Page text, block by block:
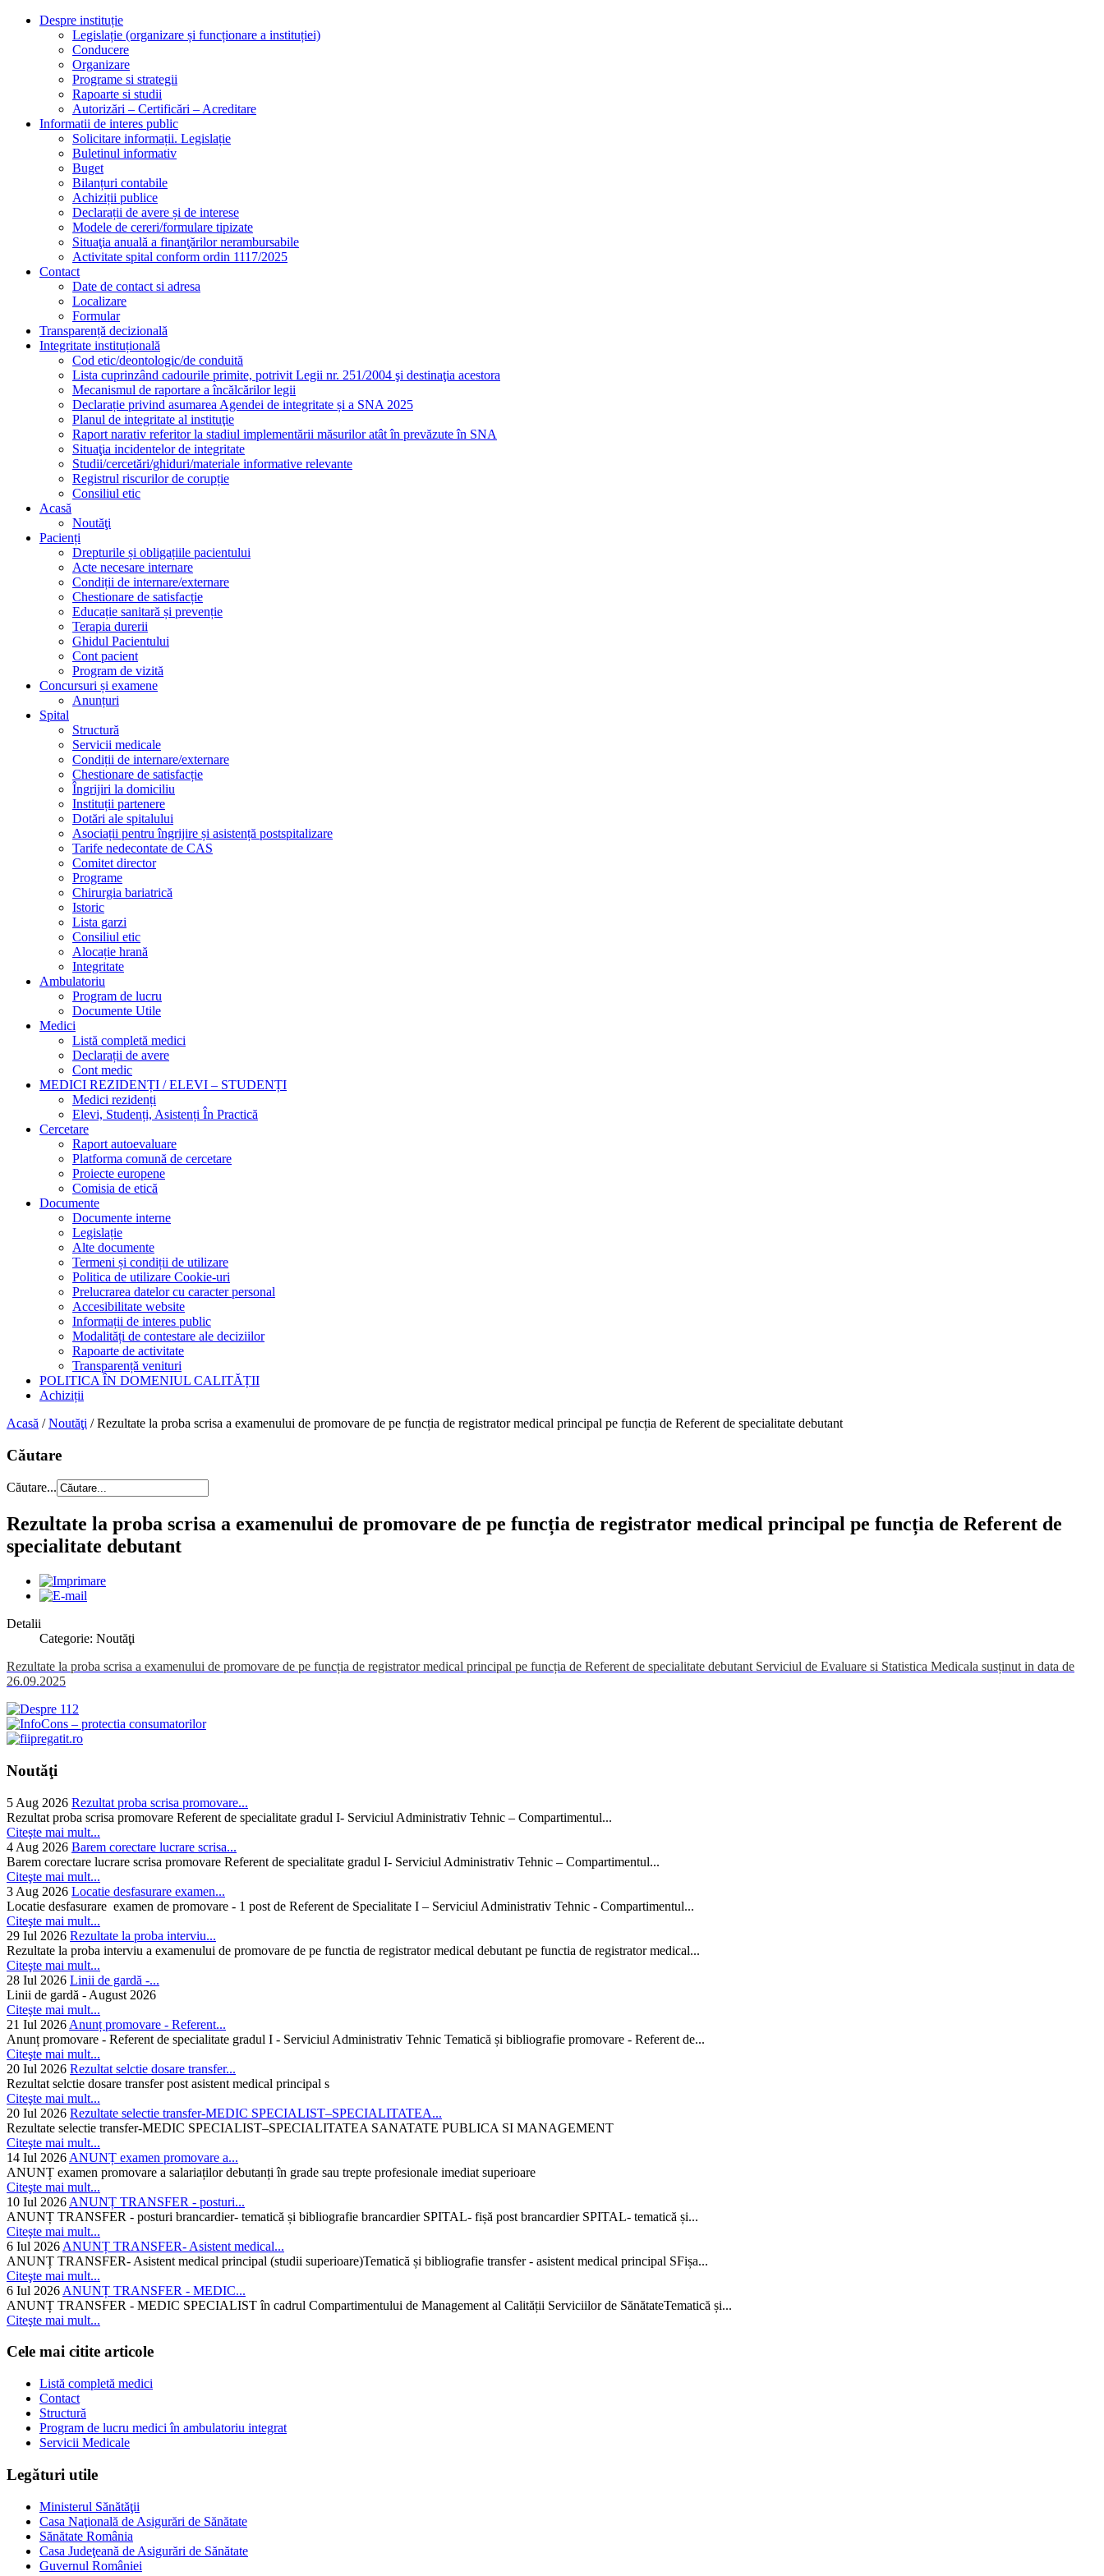
Despre instituție
Legislație (organizare și funcționare a instituției)
Conducere
Organizare
Programe si strategii
Rapoarte si studii
Autorizări – Certificări – Acreditare
Informatii de interes public
Solicitare informații. Legislație
Buletinul informativ
Buget
Bilanțuri contabile
Achiziții publice
Declarații de avere și de interese
Modele de cereri/formulare tipizate
Situaţia anuală a finanţărilor nerambursabile
Activitate spital conform ordin 1117/2025
Contact
Date de contact si adresa
Localizare
Formular
Transparență decizională
Integritate instituțională
Cod etic/deontologic/de conduită
Lista cuprinzând cadourile primite, potrivit Legii nr. 251/2004 şi destinaţia acestora
Mecanismul de raportare a încălcărilor legii
Declarație privind asumarea Agendei de integritate și a SNA 2025
Planul de integritate al instituţie
Raport narativ referitor la stadiul implementării măsurilor atât în prevăzute în SNA
Situaţia incidentelor de integritate
Studii/cercetări/ghiduri/materiale informative relevante
Registrul riscurilor de corupție
Consiliul etic
Acasă
Noutăţi
Pacienți
Drepturile și obligațiile pacientului
Acte necesare internare
Condiții de internare/externare
Chestionare de satisfacție
Educație sanitară și prevenție
Terapia durerii
Ghidul Pacientului
Cont pacient
Program de vizită
Concursuri și examene
Anunțuri
Spital
Structură
Servicii medicale
Condiții de internare/externare
Chestionare de satisfacție
Îngrijiri la domiciliu
Instituții partenere
Dotări ale spitalului
Asociații pentru îngrijire și asistență postspitalizare
Tarife nedecontate de CAS
Comitet director
Programe
Chirurgia bariatrică
Istoric
Lista garzi
Consiliul etic
Alocație hrană
Integritate
Ambulatoriu
Program de lucru
Documente Utile
Medici
Listă completă medici
Declarații de avere
Cont medic
MEDICI REZIDENȚI / ELEVI – STUDENȚI
Medici rezidenți
Elevi, Studenți, Asistenți În Practică
Cercetare
Raport autoevaluare
Platforma comună de cercetare
Proiecte europene
Comisia de etică
Documente
Documente interne
Legislație
Alte documente
Termeni și condiții de utilizare
Politica de utilizare Cookie-uri
Prelucrarea datelor cu caracter personal
Accesibilitate website
Informații de interes public
Modalități de contestare ale deciziilor
Rapoarte de activitate
Transparență venituri
POLITICA ÎN DOMENIUL CALITĂȚII
Achiziții
Acasă /Noutăţi /Rezultate la proba scrisa a examenului de promovare de pe funcția de registrator medical principal pe funcția de Referent de specialitate debutant
Căutare
Căutare...
Rezultate la proba scrisa a examenului de promovare de pe funcția de registrator medical principal pe funcția de Referent de
specialitate debutant
Detalii
Categorie: Noutăţi
Rezultate la proba scrisa a examenului de promovare de pe funcția de registrator medical principal pe funcția de Referent de specialitate debutant Serviciul de Evaluare si Statistica Medicala susținut in data de
26.09.2025
Noutăţi
5 Aug 2026 Rezultat proba scrisa promovare...
Rezultat proba scrisa promovare Referent de specialitate gradul I- Serviciul Administrativ Tehnic – Compartimentul...
Citeşte mai mult...
4 Aug 2026 Barem corectare lucrare scrisa...
Barem corectare lucrare scrisa promovare Referent de specialitate gradul I- Serviciul Administrativ Tehnic – Compartimentul...
Citeşte mai mult...
3 Aug 2026 Locatie desfasurare examen...
Locatie desfasurare examen de promovare - 1 post de Referent de Specialitate I – Serviciul Administrativ Tehnic - Compartimentul...
Citeşte mai mult...
29 Iul 2026 Rezultate la proba interviu...
Rezultate la proba interviu a examenului de promovare de pe functia de registrator medical debutant pe functia de registrator medical...
Citeşte mai mult...
28 Iul 2026 Linii de gardă -...
Linii de gardă - August 2026
Citeşte mai mult...
21 Iul 2026 Anunț promovare - Referent...
Anunț promovare - Referent de specialitate gradul I - Serviciul Administrativ Tehnic Tematică și bibliografie promovare - Referent de...
Citeşte mai mult...
20 Iul 2026 Rezultat selctie dosare transfer...
Rezultat selctie dosare transfer post asistent medical principal s
Citeşte mai mult...
20 Iul 2026 Rezultate selectie transfer-MEDIC SPECIALIST–SPECIALITATEA...
Rezultate selectie transfer-MEDIC SPECIALIST–SPECIALITATEA SANATATE PUBLICA SI MANAGEMENT
Citeşte mai mult...
14 Iul 2026 ANUNȚ examen promovare a...
ANUNȚ examen promovare a salariaților debutanți în grade sau trepte profesionale imediat superioare
Citeşte mai mult...
10 Iul 2026 ANUNȚ TRANSFER - posturi...
ANUNȚ TRANSFER - posturi brancardier- tematică și bibliografie brancardier SPITAL- fișă post brancardier SPITAL- tematică și...
Citeşte mai mult...
6 Iul 2026 ANUNȚ TRANSFER- Asistent medical...
ANUNȚ TRANSFER- Asistent medical principal (studii superioare)Tematică și bibliografie transfer - asistent medical principal SFișa...
Citeşte mai mult...
6 Iul 2026 ANUNȚ TRANSFER - MEDIC...
ANUNȚ TRANSFER - MEDIC SPECIALIST în cadrul Compartimentului de Management al Calității Serviciilor de SănătateTematică și...
Citeşte mai mult...
Cele mai citite articole
Listă completă medici
Contact
Structură
Program de lucru medici în ambulatoriu integrat
Servicii Medicale
Legături utile
Ministerul Sănătăţii
Casa Naţională de Asigurări de Sănătate
Sănătate România
Casa Judeţeană de Asigurări de Sănătate
Guvernul României